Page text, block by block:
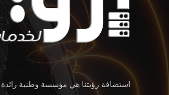
استضافة رؤيتنا هي مؤسسة وطنية